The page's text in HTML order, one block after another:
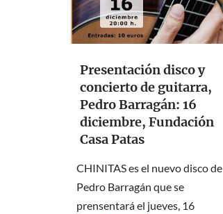
Presentación disco y
concierto de guitarra,
Pedro Barragán: 16
diciembre, Fundación
Casa Patas
CHINITAS es el nuevo disco de
Pedro Barragán que se
prensentará el jueves, 16